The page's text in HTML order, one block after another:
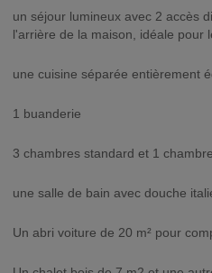
un séjour lumineux avec 2 accès
l'arrière de la maison, idéale pour
une cuisine séparée entièrement
1 buanderie
3 chambres standard et 1
une salle de bain avec douche
Un abri voiture de 20 m² pour